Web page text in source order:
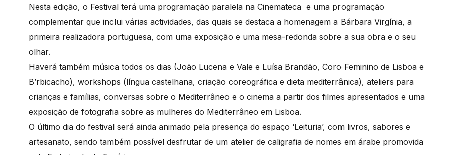
Nesta edição, o Festival terá uma programação paralela na Cinemateca e uma programação
complementar que inclui várias actividades, das quais se destaca a homenagem a Bárbara Virgínia, a
primeira realizadora portuguesa, com uma exposição e uma mesa-redonda sobre a sua obra e o seu
olhar.
Haverá também música todos os dias (João Lucena e Vale e Luísa Brandão, Coro Feminino de Lisboa e
B’rbicacho), workshops (língua castelhana, criação coreográfica e dieta mediterrânica), ateliers para
crianças e famílias, conversas sobre o Mediterrâneo e o cinema a partir dos filmes apresentados e uma
exposição de fotografia sobre as mulheres do Mediterrâneo em Lisboa.
O último dia do festival será ainda animado pela presença do espaço ‘Leituria’, com livros, sabores e
artesanato, sendo também possível desfrutar de um atelier de caligrafia de nomes em árabe promovida